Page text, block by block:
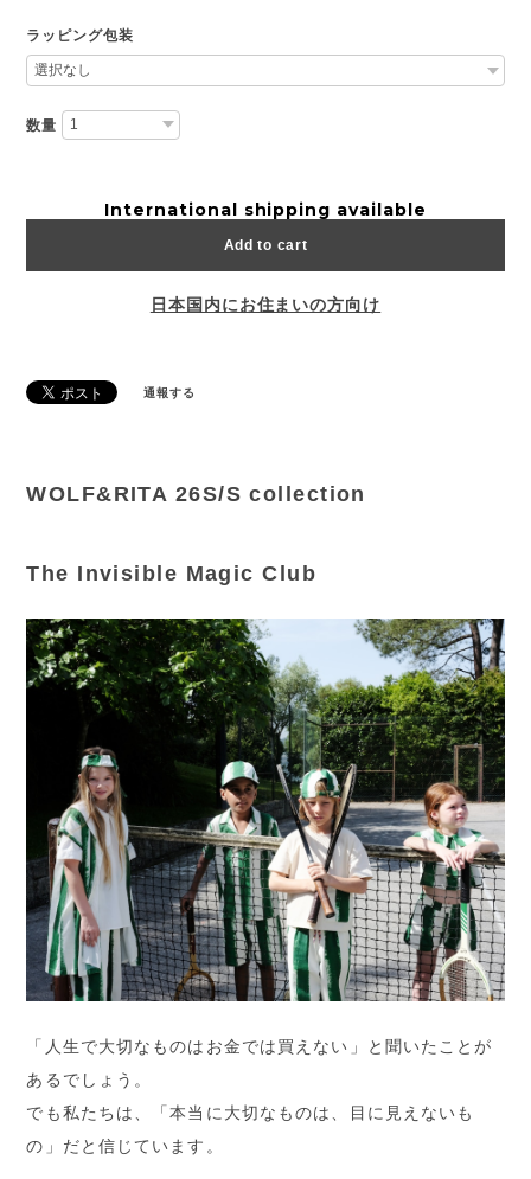
ラッピング包装
数量
International shipping available
Add to cart
日本国内にお住まいの方向け
通報する
WOLF&RITA 26S/S collection
The Invisible Magic Club
「⼈⽣で⼤切なものはお⾦では買えない」と聞いたことが
あるでしょう。
でも私たちは、「本当に⼤切なものは、⽬に⾒えないも
の」だと信じています。